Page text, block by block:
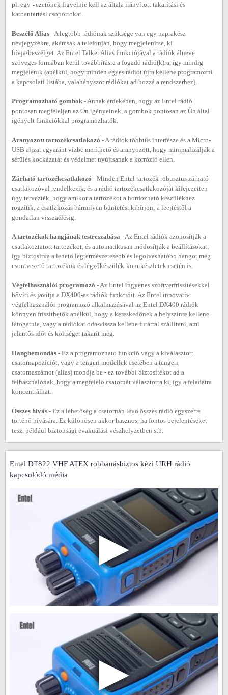
pl. egy vezetőnek figyelnie kell az általa irányított takarítási és
karbantartási csoportokat.
Beszélő Alias - A legtöbb rádiónak szüksége van egy naprakész
névjegyzékre, akárcsak a telefonján, hogy megjelenítse, ki
hívja/beszélget. Az Entel Talker Alias funkciójával a rádiók álneve
szöveges formában kerül továbbításra a fogadó rádió(k)ra, így mindig
megjelenik (anélkül, hogy minden egyes rádiót újra kellene programozni
a kapcsolati listába, valahányszor rádiókat ad hozzá a rendszerhez).
Programozható gombok - Annak érdekében, hogy az Entel rádió
pontosan megfeleljen az Ön igényeinek, a gombok pontosan az Ön által
igényelt funkciókkal programozhatók.
Aranyozott tartozékcsatlakozó - A rádiók többtűs interfésze és a Micro-
USB aljzat egyaránt vízbe meríthető és aranyozott, hogy minimalizálják a
sérülés kockázatát és védelmet nyújtsanak a korrózió ellen.
Zárható tartozékcsatlakozó - Minden Entel tartozék robusztus zárható
csatlakozóval rendelkezik, és a rádió tartozékcsatlakozóját kifejezetten
úgy tervezték, hogy amikor a tartozékot a hordozható készülékhez
rögzítik, a csatlakozás bármilyen büntetést kibírjon; a leejtéstől a
gondatlan visszaélésig.
A tartozékok hangjának testreszabása - Az Entel rádiók azonosítják a
csatlakoztatott tartozékot, és automatikusan módosítják a beállításokat,
így biztosítva a lehető legtermészetesebb és legolvashatóbb hangot még
csontvezető tartozékok és légzőkészülék-kom-készletek esetén is.
Végfelhasználói programozó - Az Entel ingyenes szoftverfrissítésekkel
bővíti és javítja a DX400-as rádiók funkcióit. Az Entel innovatív
végfelhasználói programozó alkalmazásával az Entel DX400 rádiók
könnyen frissíthetők anélkül, hogy a kereskedőnek a helyszínre kellene
látogatnia, vagy a rádiókat oda-vissza kellene futárral szállítani, ami
jelentős időt és költséget takarít meg.
Hangbemondás - Ez a programozható funkció vagy a kiválasztott
csatornapozíciót, vagy a tengeri modellek esetében a tengeri
csatornaszámot (alias) mondja be - ez további biztosítékot ad a
felhasználónak, hogy a megfelelő csatornát választotta ki, így a feladatra
koncentrálhat.
Összes hívás - Ez a lehetőség a csatornán lévő összes rádió egyszerre
történő hívására. Ez különösen akkor hasznos, ha fontos bejelentéseket
tesz, például biztonsági evakuálási vészhelyzetben stb.
Entel DT822 VHF ATEX robbanásbiztos kézi URH rádió
kapcsolódó média
▶
▶